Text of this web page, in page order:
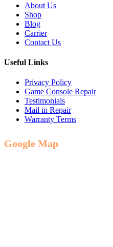
About Us
Shop
Blog
Carrier
Contact Us
Useful Links
Privacy Policy
Game Console Repair
Testimonials
Mail in Repair
Warranty Terms
Google Map